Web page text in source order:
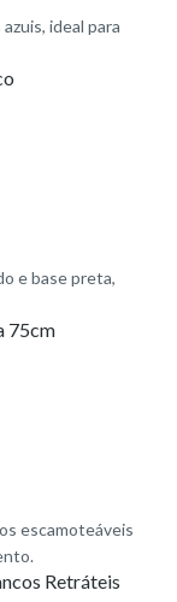
75cm
Retráteis